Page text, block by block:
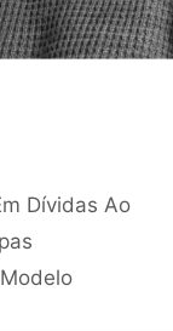
Dívidas Ao